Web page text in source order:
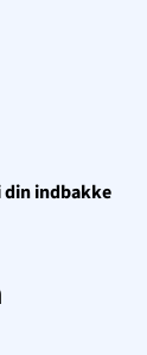
din indbakke